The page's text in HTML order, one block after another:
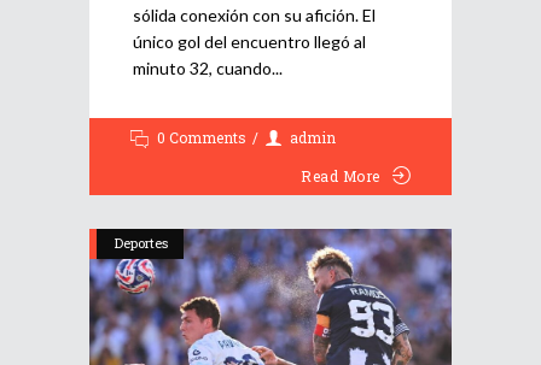
sólida conexión con su afición. El
único gol del encuentro llegó al
minuto 32, cuando
0 Comments
admin
Read More
Deportes